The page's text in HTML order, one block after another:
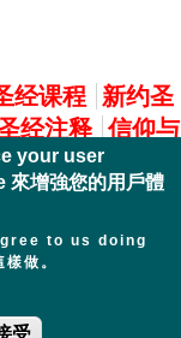
经课程
新约圣
经注释 信仰与
your user
來增強您的用戶體
to us doing
做。
受